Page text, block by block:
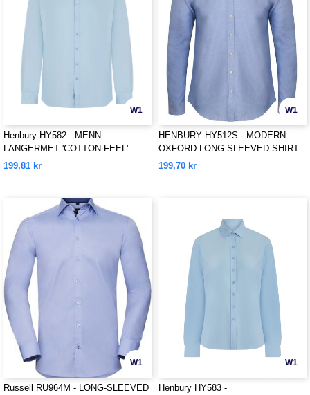
W1
Henbury HY582 - MENN
LANGERMET 'COTTON FEEL'
COOLPLUS® SKJORTE
199,81 kr
W1
HENBURY HY512S - MODERN
OXFORD LONG SLEEVED SHIRT -
SLIM FIT
199,70 kr
W1
Russell RU964M - LONG-SLEEVED
W1
Henbury HY583 -